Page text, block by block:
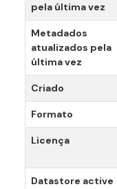
pela última vez
Metadados
atualizados pela
última vez
Criado
Formato
Licença
Datastore active